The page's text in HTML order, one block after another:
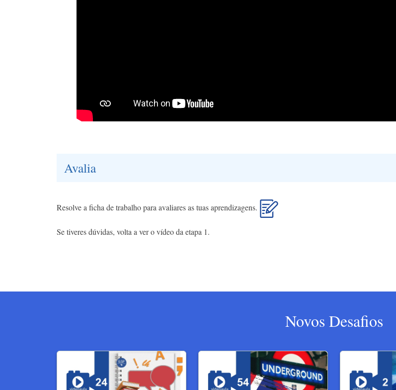
Avalia
Resolve a ficha de trabalho para avaliares as tuas aprendizagens.
Se tiveres dúvidas, volta a ver o vídeo da etapa 1.
Novos Desafios